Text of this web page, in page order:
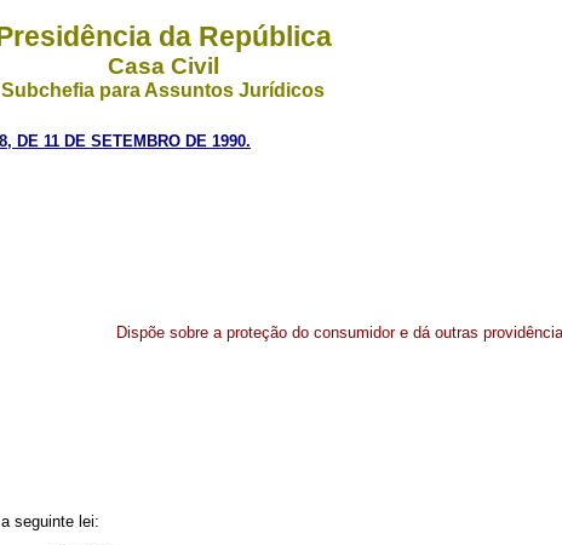
da República
Casa Civil
Subchefia para Assuntos Jurídicos
DE 11 DE SETEMBRO DE 1990.
Dispõe sobre a proteção do consumidor e dá outras
seguinte lei: